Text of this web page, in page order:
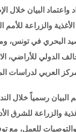
واعتماد البيان خلال
والزراعة للأمم
البحري في تونس،
الدولي
العربي لدراسات
البيان رسمياً خلال
والزراعة للشرق
والتوصيات للعمل، مع